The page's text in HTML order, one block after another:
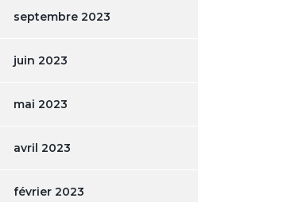
septembre 2023
juin 2023
mai 2023
avril 2023
février 2023